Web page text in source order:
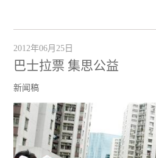
2012年06月25日
巴士拉票 集思公益
新闻稿